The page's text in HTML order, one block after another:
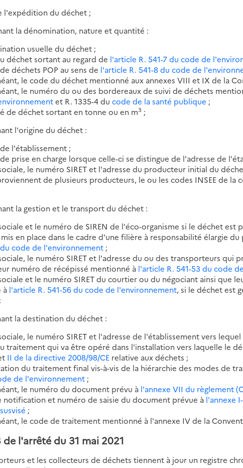
l'expédition du déchet ;
la dénomination, nature et quantité :
usuelle du déchet ;
déchet sortant au regard de l'article R. 541-7 du code de
déchets POP au sens de l'article R. 541-8 du code de
le code du déchet mentionné aux annexes VIII et IX de la
le numéro du ou des bordereaux de suivi de déchets
et R. 1335-4 ducode de la santé publique ;
de déchet sortant en tonne ou en m3 ;
l'origine du déchet :
l'établissement ;
prise en charge lorsque celle-ci se distingue de l'adresse de
le numéro SIRET et l'adresse du producteur initial du
de plusieurs producteurs, le ou les codes INSEE de la
la gestion et le transport du déchet :
et le numéro de SIREN de l'éco-organisme si le déchet est
en place dans le cadre d'une filière à responsabilité élargie
du code de l'environnement ;
le numéro SIRET et l'adresse du ou des transporteurs qui
numéro de récépissé mentionné à l'article R. 541-53 du code
et le numéro SIRET du courtier ou du négociant ainsi que
à l'article R. 541-56 du code de l'environnement, si le déchet est
la destination du déchet :
le numéro SIRET et l'adresse de l'établissement vers
traitement qui va être opéré dans l'installation vers laquelle le
II de la directive 2008/98/CE relative aux déchets ;
du traitement final vis-à-vis de la hiérarchie des modes de
de l'environnement ;
le numéro du document prévu à l'annexe VII du règlement
notification et numéro de saisie du document prévue à l'annexe
;
le code de traitement mentionné à l'annexe IV de la
l'arrêté du 31 mai 2021
et les collecteurs de déchets tiennent à jour un registre